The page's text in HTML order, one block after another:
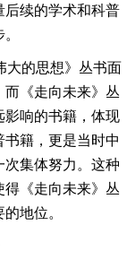
后续的学术和科普
大的思想》丛书面
而《走向未来》丛
影响的书籍，体现
籍，更是当时中
次集体努力。这种
《走向未来》丛
地位。